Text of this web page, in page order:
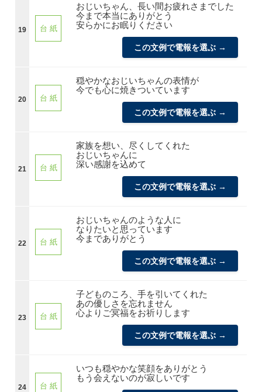
19 台 紙
おじいちゃん、長い間お疲れさまでした
今まで本当にありがとう
安らかにお眠りください
この文例で電報を選ぶ →
20 台 紙
穏やかなおじいちゃんの表情が
今でも心に焼きついています
この文例で電報を選ぶ →
21 台 紙
家族を想い、尽くしてくれた
おじいちゃんに
深い感謝を込めて
この文例で電報を選ぶ →
22 台 紙
おじいちゃんのような人に
なりたいと思っています
今までありがとう
この文例で電報を選ぶ →
23 台 紙
子どものころ、手を引いてくれた
あの優しさを忘れません
心よりご冥福をお祈りします
この文例で電報を選ぶ →
24 台 紙
いつも穏やかな笑顔をありがとう
もう会えないのが寂しいです